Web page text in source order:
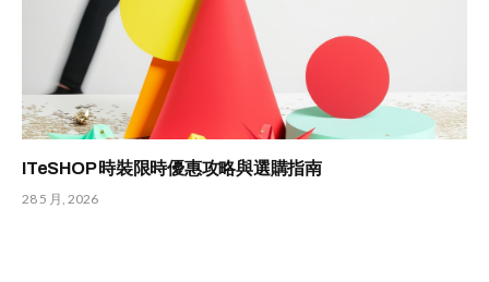
ITeSHOP 時裝限時優惠攻略與選購指南
28 5 月, 2026